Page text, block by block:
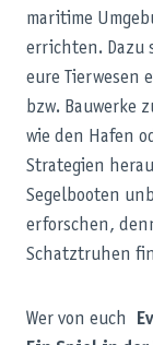
maritime
errichten. Dazu
eure Tierwesen
bzw. Bauwerke
wie den Hafen
Strategien
Segelbooten
erforschen,
Schatztruhen
Wer von euch